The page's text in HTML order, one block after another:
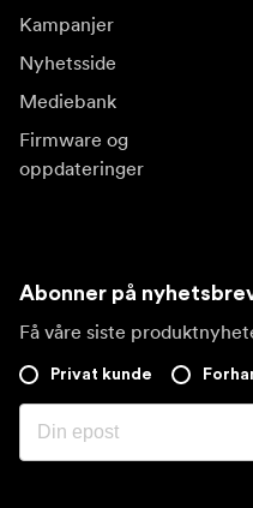
Kampanjer
Nyhetsside
Mediebank
Firmware og
oppdateringer
Abonner på
Få våre siste
Privat kunde